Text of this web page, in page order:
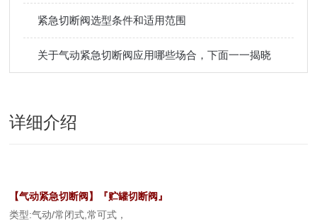
紧急切断阀选型条件和适用范围
关于气动紧急切断阀应用哪些场合，下面一一揭晓
详细介绍
【气动紧急切断阀】『贮罐切断阀』
类型:气动/常闭式,常可式，